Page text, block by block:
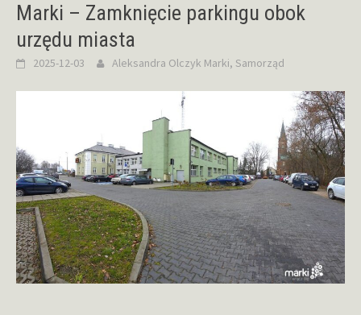
Marki – Zamknięcie parkingu obok
urzędu miasta
2025-12-03 Aleksandra Olczyk Marki, Samorząd